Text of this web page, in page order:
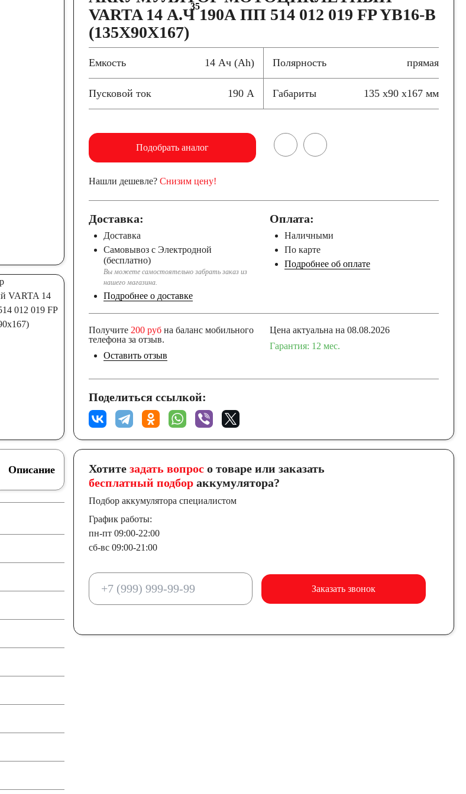
35
VARTA 14 А.Ч 190А ПП 514 012 019 FP YB16-B
(135X90X167)
Емкость 14 Ач (Ah) Полярность прямая
Пусковой ток 190 А Габариты 135 x90 x167 мм
Подобрать аналог
Нашли дешевле? Снизим цену!
Доставка:
Доставка
Самовывоз с Электродной
(бесплатно)
Вы можете самостоятельно забрать заказ из
нашего магазина.
Подробнее о доставке
Оплата:
Наличными
По карте
Подробнее об оплате
Получите 200 рубна баланс мобильного
телефона за отзыв.
Оставить отзыв
Цена актуальна на 08.08.2026
Гарантия: 12 мес.
Поделиться ссылкой:
Описание Хотите задать вопросо товаре или заказать
бесплатный подбораккумулятора?
Подбор аккумулятора специалистом
График работы:
пн-пт 09:00-22:00
сб-вс 09:00-21:00
Заказать звонок